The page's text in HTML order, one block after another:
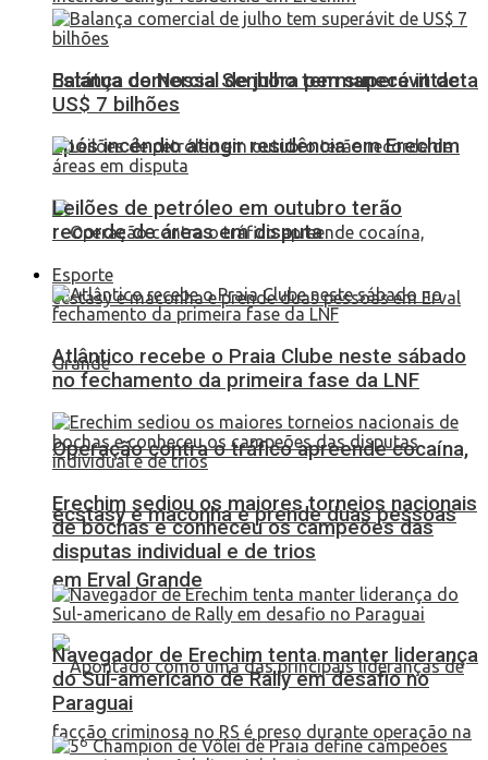
Estátua de Nossa Senhora permanece intacta
após incêndio atingir residência em Erechim
Operação contra o tráfico apreende cocaína,
ecstasy e maconha e prende duas pessoas
em Erval Grande
Balança comercial de julho tem superávit de
US$ 7 bilhões
Leilões de petróleo em outubro terão
recorde de áreas em disputa
Esporte
Atlântico recebe o Praia Clube neste sábado
no fechamento da primeira fase da LNF
Erechim sediou os maiores torneios nacionais
de bochas e conheceu os campeões das
disputas individual e de trios
Navegador de Erechim tenta manter liderança
do Sul-americano de Rally em desafio no
Paraguai